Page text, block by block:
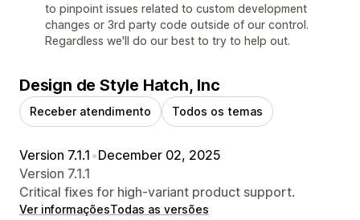
to pinpoint issues related to custom development
changes or 3rd party code outside of our control.
Regardless we'll do our best to try to help out.
Design de Style Hatch, Inc
Receber atendimento Todos os temas
Version 7.1.1 •December 02, 2025
Version 7.1.1
Critical fixes for high-variant product support.
Ver informaçõesTodas as versões